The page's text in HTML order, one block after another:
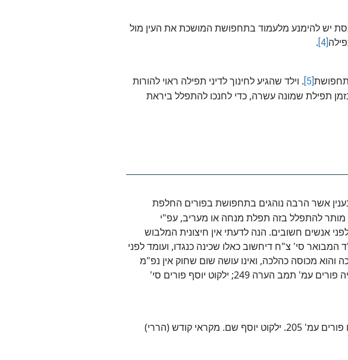
יש להימנע מלעמוד בתחפושת המושכת את העין מול
[4]
.
[5]
. וילד שהגיע לחינוך לדיני תפילה ראוי להורות
תפילת שמונה עשרה, כדי לחנכו להתפלל ביראת
אשר הרבה נוהגים בתחפושת בפורים החלפת
מותר להתפלל בזה תפלת מנחה או מעריב, עפ"י
אנשים חשובים. הנה לדעתי אין חיצונית המלבוש
סי' צ"ח דיחשוב כאלו שכינה כנגדו, ועומד לפני
והוא מכוסה כהלכה, ואינו עושה שום שחוק אין נפ"מ
באיזה בגד עומד". וראה עוד ירושלים במועדיה פורים עמ' תמב הערה 249; ילקוט יוסף פורים סי'
אשיחה ח"א עמ' שנ. בנתיבות ההלכה כח פורים עמ' 205. ילקוט יוסף שם. מקראי קודש (הררי)